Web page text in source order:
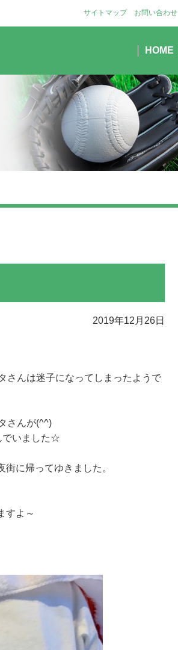
サイトマップ お問い合わせ
HOME
2019年12月26日
さんは迷子になってしまったようで
さんが(^^)
でいました☆
に帰ってゆきました。
すよ～